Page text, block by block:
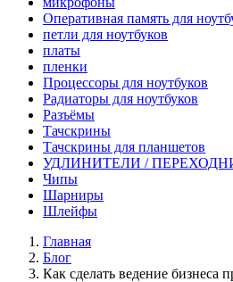
Оперативная память для
петли для ноутбуков
платы
пленки
Процессоры для ноутбуков
Радиаторы для ноутбуков
Разъёмы
Тачскрины
Тачскрины для планшетов
УДЛИНИТЕЛИ /
Чипы
Шарниры
Шлейфы
Главная
Блог
Как сделать ведение бизнеса